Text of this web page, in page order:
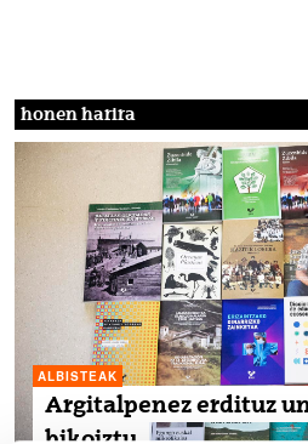
honen harira
ALBISTEAK
Argitalpenez erdituz
bikoiztu